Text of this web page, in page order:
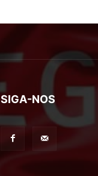
SIGA-NOS